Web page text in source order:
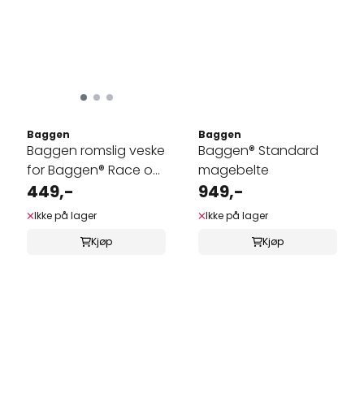
Baggen
Baggen romslig veske
for Baggen® Race og
Tur ...
449,-
Ikke på lager
Kjøp
Baggen
Baggen® Standard
magebelte
949,-
Ikke på lager
Kjøp